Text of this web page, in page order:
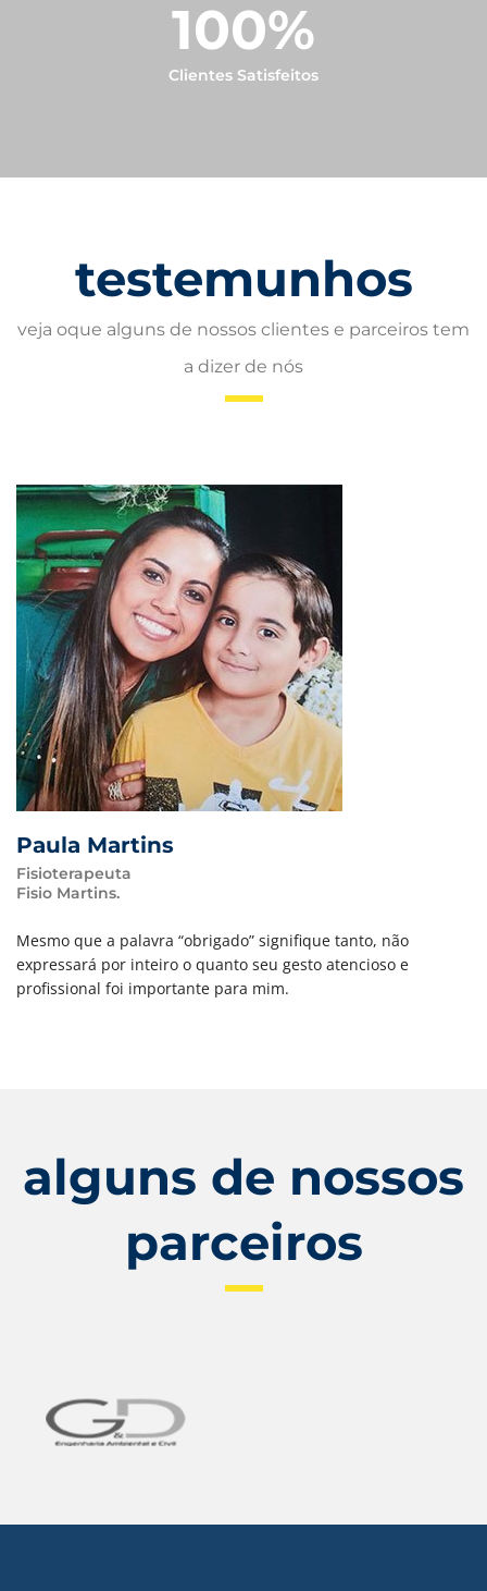
100%
Clientes Satisfeitos
testemunhos
veja oque alguns de nossos clientes e parceiros tem
a dizer de nós
Paula Martins
Fisioterapeuta
Fisio Martins.
Mesmo que a palavra “obrigado” signifique tanto, não
expressará por inteiro o quanto seu gesto atencioso e
profissional foi importante para mim.
alguns de nossos
parceiros